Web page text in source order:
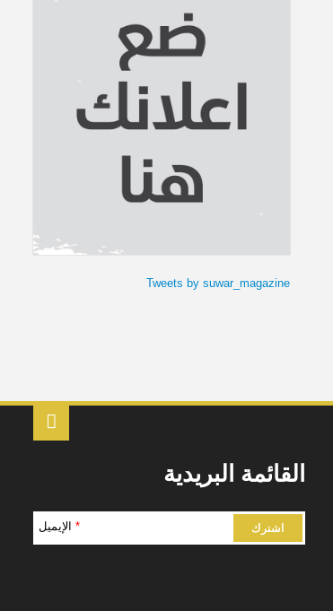
Tweets by suwar_magazine
القائمة البريدية
* الإيميل